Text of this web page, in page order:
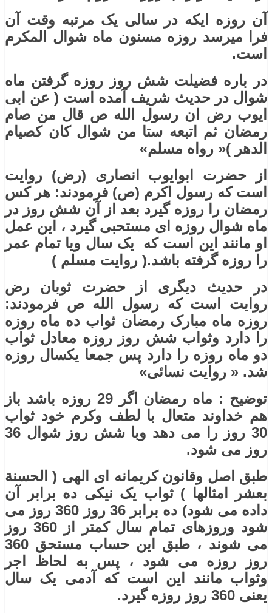
آن روزه ایکه در سالی یک مرتبه وقت آن
فرا میرسد روزه مسنون ماه شوال المکرم
است.
در باره فضیلت شش روز روزه گرفتن ماه
شوال در حدیث شریف آمده است ( عن ابی
ایوب رض ان رسول الله ص قال من صام
رمضان ثم اتبعه ستا من شوال کان کصیام
الدهر )« رواه مسلم»
از حضرت ابوایوب انصاری (رض) روایت
است که رسول اکرم (ص) فرمودند: هر کس
رمضان را روزه گیرد بعد از آن شش روز در
ماه شوال روزه ای مستحبی گیرد ، این عمل
او مانند این است که یک سال ویا تمام عمر
را روزه گرفته باشد.( روایت مسلم )
در حدیث دیگری از حضرت ثوبان رض
روایت است که رسول الله ص فرمودند:
روزه ماه مبارک رمضان ثواب ده ماه روزه
را دارد وثواب شش روز روزه معادل ثواب
دو ماه روزه را دارد پس جمعا یکسال روزه
شد. « روایت نسائی»
توضیح : ماه رمضان اگر 29 روزه باشد باز
هم خداوند متعال با لطف وکرم خود ثواب
30 روز را می دهد وبا شش روز شوال 36
روز می شود.
طبق اصل وقانون کریمانه ای الهی ( الحسنة
بعشر امثالها ) ثواب یک نیکی ده برابر آن
داده می شود) ده برابر 36 روز 360 روز می
شود وروزهای تمام سال کمتر از 360 روز
می شوند ، طبق این حساب مستحق 360
روز روزه می شود ، پس به لحاظ اجر
وثواب مانند این است که آدمی یک سال
یعنی 360 روز روزه گیرد.